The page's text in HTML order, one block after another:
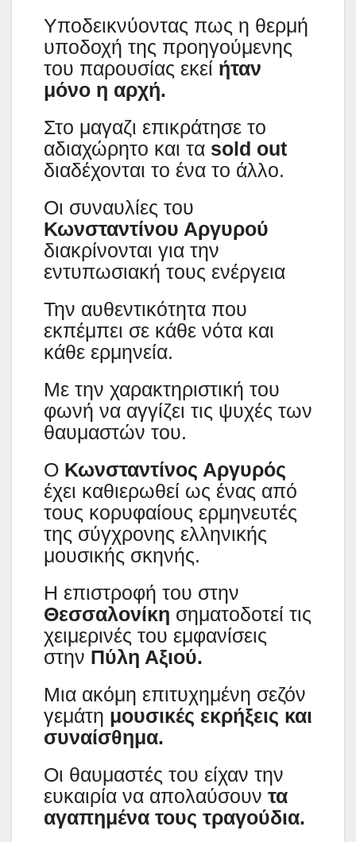
Υποδεικνύοντας πως η θερμή
υποδοχή της προηγούμενης
του παρουσίας εκεί ήταν
μόνο η αρχή.
Στο μαγαζι επικράτησε το
αδιαχώρητο και τα sold out
διαδέχονται το ένα το άλλο.
Οι συναυλίες του
Κωνσταντίνου Αργυρού
διακρίνονται για την
εντυπωσιακή τους ενέργεια
Την αυθεντικότητα που
εκπέμπει σε κάθε νότα και
κάθε ερμηνεία.
Με την χαρακτηριστική του
φωνή να αγγίζει τις ψυχές των
θαυμαστών του.
Ο Κωνσταντίνος Αργυρός
έχει καθιερωθεί ως ένας από
τους κορυφαίους ερμηνευτές
της σύγχρονης ελληνικής
μουσικής σκηνής.
Η επιστροφή του στην
Θεσσαλονίκη σηματοδοτεί τις
χειμερινές του εμφανίσεις
στην Πύλη Αξιού.
Μια ακόμη επιτυχημένη σεζόν
γεμάτη μουσικές εκρήξεις και
συναίσθημα.
Οι θαυμαστές του είχαν την
ευκαιρία να απολαύσουν τα
αγαπημένα τους τραγούδια.